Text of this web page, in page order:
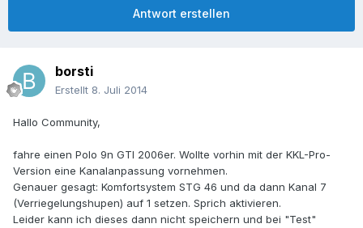
Antwort erstellen
borsti
Erstellt 8. Juli 2014
Hallo Community,
fahre einen Polo 9n GTI 2006er. Wollte vorhin mit der KKL-Pro-
Version eine Kanalanpassung vornehmen.
Genauer gesagt: Komfortsystem STG 46 und da dann Kanal 7
(Verriegelungshupen) auf 1 setzen. Sprich aktivieren.
Leider kann ich dieses dann nicht speichern und bei "Test"